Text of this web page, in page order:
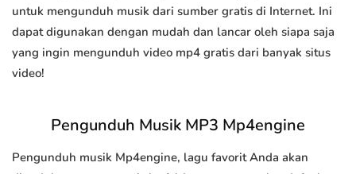
untuk mengunduh musik dari sumber gratis di Internet. Ini
dapat digunakan dengan mudah dan lancar oleh siapa saja
yang ingin mengunduh video mp4 gratis dari banyak situs
video!
Pengunduh Musik MP3 Mp4engine
Pengunduh musik Mp4engine, lagu favorit Anda akan